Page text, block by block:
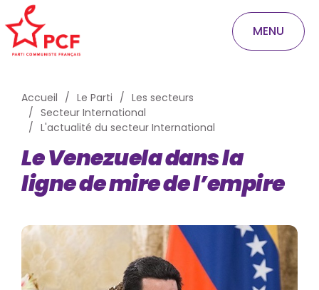
MENU
Accueil Le Parti
Les secteurs
Secteur International
L'actualité du secteur International
Le Venezuela dans la
ligne de mire de l’empire